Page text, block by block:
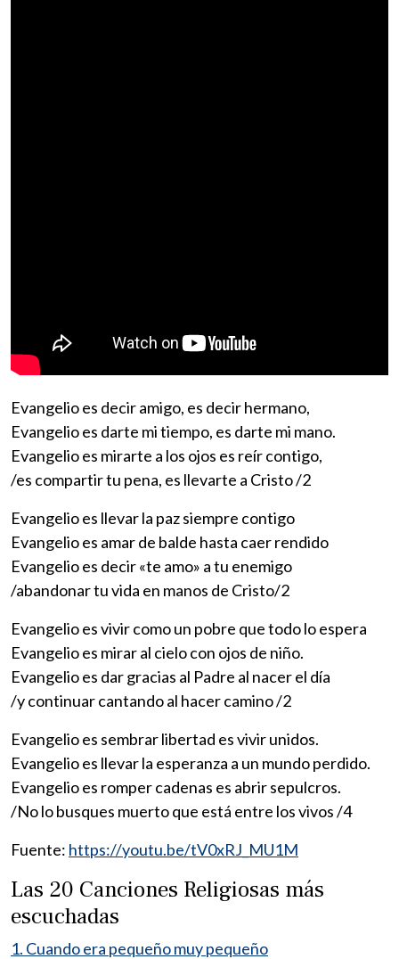
Evangelio es decir amigo, es decir hermano,
Evangelio es darte mi tiempo, es darte mi mano.
Evangelio es mirarte a los ojos es reír contigo,
/es compartir tu pena, es llevarte a Cristo /2
Evangelio es llevar la paz siempre contigo
Evangelio es amar de balde hasta caer rendido
Evangelio es decir «te amo» a tu enemigo
/abandonar tu vida en manos de Cristo/2
Evangelio es vivir como un pobre que todo lo espera
Evangelio es mirar al cielo con ojos de niño.
Evangelio es dar gracias al Padre al nacer el día
/y continuar cantando al hacer camino /2
Evangelio es sembrar libertad es vivir unidos.
Evangelio es llevar la esperanza a un mundo perdido.
Evangelio es romper cadenas es abrir sepulcros.
/No lo busques muerto que está entre los vivos /4
Fuente: https://youtu.be/tV0xRJ_MU1M
Las 20 Canciones Religiosas más
escuchadas
1. Cuando era pequeño muy pequeño